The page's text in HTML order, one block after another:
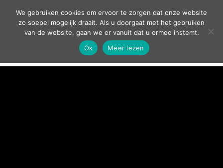
contact
We gebruiken cookies om ervoor te zorgen dat onze website
zo soepel mogelijk draait. Als u doorgaat met het gebruiken
van de website, gaan we er vanuit dat u ermee instemt.
Ok
Meer lezen